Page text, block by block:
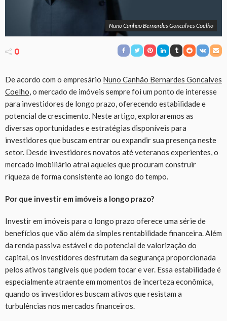
Nuno Canhão Bernardes Goncalves Coelho
0
De acordo com o empresário Nuno Canhão Bernardes Goncalves
Coelho, o mercado de imóveis sempre foi um ponto de interesse
para investidores de longo prazo, oferecendo estabilidade e
potencial de crescimento. Neste artigo, exploraremos as
diversas oportunidades e estratégias disponíveis para
investidores que buscam entrar ou expandir sua presença neste
setor. Desde investidores novatos até veteranos experientes, o
mercado imobiliário atrai aqueles que procuram construir
riqueza de forma consistente ao longo do tempo.
Por que investir em imóveis a longo prazo?
Investir em imóveis para o longo prazo oferece uma série de
benefícios que vão além da simples rentabilidade financeira. Além
da renda passiva estável e do potencial de valorização do
capital, os investidores desfrutam da segurança proporcionada
pelos ativos tangíveis que podem tocar e ver. Essa estabilidade é
especialmente atraente em momentos de incerteza econômica,
quando os investidores buscam ativos que resistam a
turbulências nos mercados financeiros.